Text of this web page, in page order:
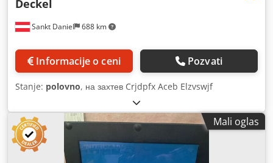
Sankt Daniel 688 km
Deckel
Informacije o ceni Pozvati
Stanje: polovno, на захтев Crjdpfx Aceb Elzvswjf
Mali oglas